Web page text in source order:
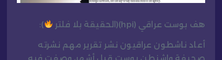
هف بوست عراقي (hpi)(الحقيقة بلا فلتر ):
أعاد ناشطون عراقيون نشر تقرير مهم نشرته